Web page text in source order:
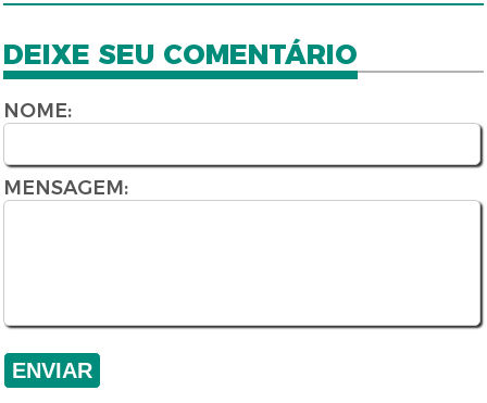
DEIXE SEU COMENTÁRIO
NOME:
MENSAGEM: